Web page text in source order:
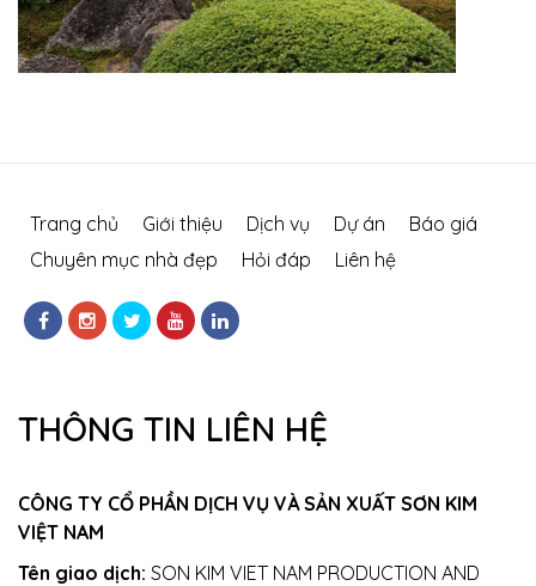
Trang chủ Giới thiệu Dịch vụ Dự án
Báo giá
Chuyên mục nhà đẹp
Hỏi đáp Liên hệ
THÔNG TIN LIÊN HỆ
CÔNG TY CỔ PHẦN DỊCH VỤ VÀ SẢN XUẤT SƠN KIM
VIỆT NAM
Tên giao dịch: SON KIM VIET NAM PRODUCTION AND